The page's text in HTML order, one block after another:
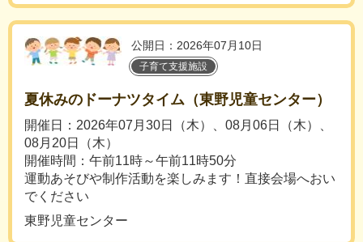
公開日：2026年07月10日
子育て支援施設
夏休みのドーナツタイム（東野児童センター）
開催日：2026年07月30日（木）、08月06日（木）、
08月20日（木）
開催時間：午前11時～午前11時50分
運動あそびや制作活動を楽しみます！直接会場へおい
でください
東野児童センター